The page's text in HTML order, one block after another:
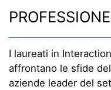
PROFESSIONE
I laureati in
affrontano le sfide
aziende leader del